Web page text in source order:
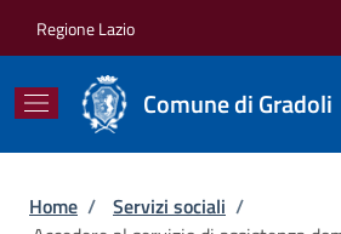
Regione Lazio
Comune di Gradoli
Briciole di pane
Home / Servizi sociali /